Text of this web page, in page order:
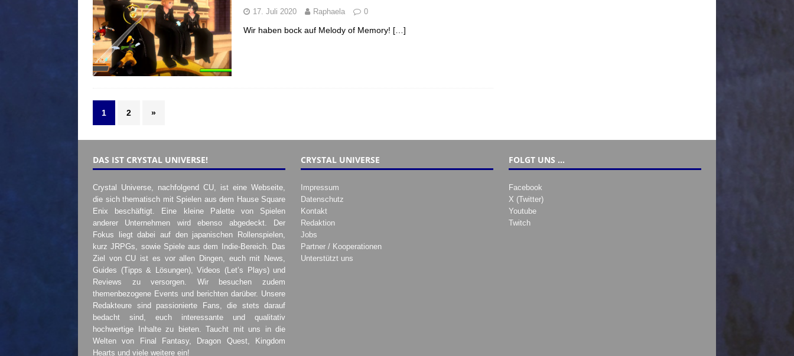
17. Juli 2020 Raphaela 0
Wir haben bock auf Melody of Memory! […]
1 2 »
DAS IST CRYSTAL UNIVERSE!
Crystal Universe, nachfolgend CU, ist eine Webseite,
die sich thematisch mit Spielen aus dem Hause Square
Enix beschäftigt. Eine kleine Palette von Spielen
anderer Unternehmen wird ebenso abgedeckt. Der
Fokus liegt dabei auf den japanischen Rollenspielen,
kurz JRPGs, sowie Spiele aus dem Indie-Bereich. Das
Ziel von CU ist es vor allen Dingen, euch mit News,
Guides (Tipps & Lösungen), Videos (Let’s Plays) und
Reviews zu versorgen. Wir besuchen zudem
themenbezogene Events und berichten darüber. Unsere
Redakteure sind passionierte Fans, die stets darauf
bedacht sind, euch interessante und qualitativ
hochwertige Inhalte zu bieten. Taucht mit uns in die
Welten von Final Fantasy, Dragon Quest, Kingdom
Hearts und viele weitere ein!
CRYSTAL UNIVERSE
Impressum
Datenschutz
Kontakt
Redaktion
Jobs
Partner / Kooperationen
Unterstützt uns
FOLGT UNS …
Facebook
X (Twitter)
Youtube
Twitch